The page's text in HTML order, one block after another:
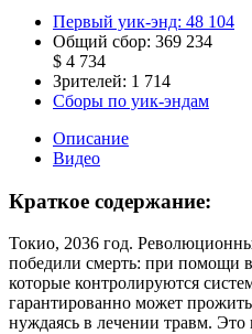
Первый уик-энд: 48 104
Общий сбор: 369 234
$ 4 734
Зрителей: 1 714
Сборы по уик-эндам
Описание
Видео
Краткое содержание:
Токио, 2036 год.
победили смерть: при помощи
которые контролируются
гарантированно может
нуждаясь в лечении травм.